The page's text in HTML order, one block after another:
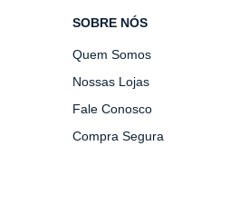
SOBRE NÓS
Quem Somos
Nossas Lojas
Fale Conosco
Compra Segura